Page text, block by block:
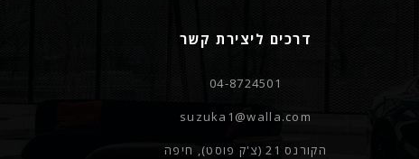
דרכים ליצירת קשר
04-8724501
suzuka1@walla.com
הקורנס 21 (צ'ק פוסט), חיפה